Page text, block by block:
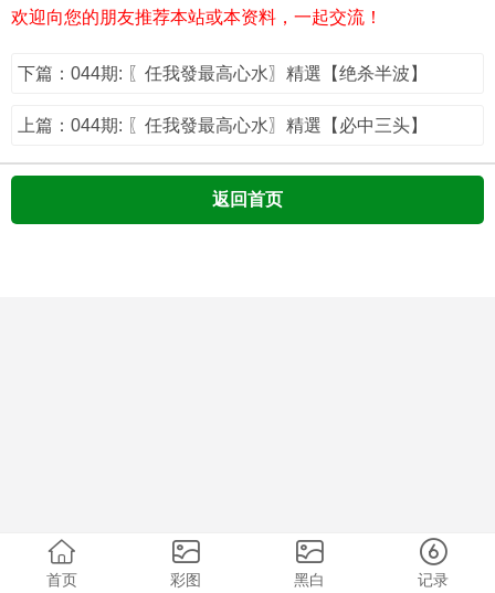
欢迎向您的朋友推荐本站或本资料，一起交流！
下篇：044期: 〖任我發最高心水〗精選【绝杀半波】
上篇：044期: 〖任我發最高心水〗精選【必中三头】
返回首页
首页 彩图 黑白 记录